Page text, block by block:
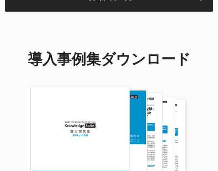
導入事例集ダウンロード